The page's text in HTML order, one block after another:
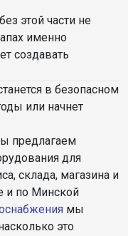
этой части не
именно
создавать
в безопасном
или начнет
предлагаем
для
склада, магазина и
и по Минской
мы
это